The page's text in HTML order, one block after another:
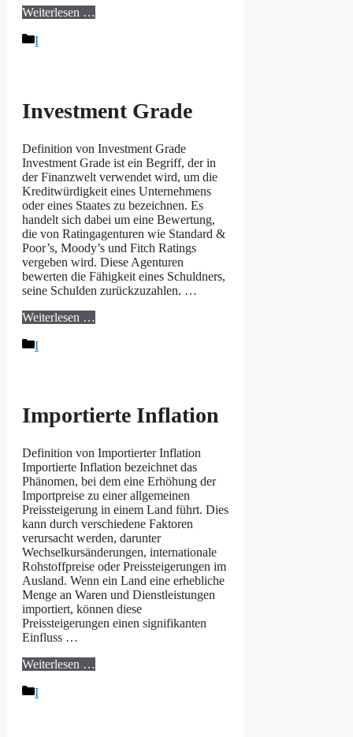
Weiterlesen …
Kategorien
I
Investment Grade
Definition von Investment Grade
Investment Grade ist ein Begriff, der in
der Finanzwelt verwendet wird, um die
Kreditwürdigkeit eines Unternehmens
oder eines Staates zu bezeichnen. Es
handelt sich dabei um eine Bewertung,
die von Ratingagenturen wie Standard &
Poor’s, Moody’s und Fitch Ratings
vergeben wird. Diese Agenturen
bewerten die Fähigkeit eines Schuldners,
seine Schulden zurückzuzahlen. …
Weiterlesen …
Kategorien
I
Importierte Inflation
Definition von Importierter Inflation
Importierte Inflation bezeichnet das
Phänomen, bei dem eine Erhöhung der
Importpreise zu einer allgemeinen
Preissteigerung in einem Land führt. Dies
kann durch verschiedene Faktoren
verursacht werden, darunter
Wechselkursänderungen, internationale
Rohstoffpreise oder Preissteigerungen im
Ausland. Wenn ein Land eine erhebliche
Menge an Waren und Dienstleistungen
importiert, können diese
Preissteigerungen einen signifikanten
Einfluss …
Weiterlesen …
Kategorien
I